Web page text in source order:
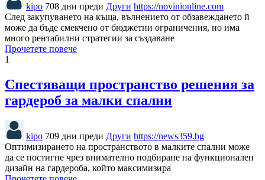
kipo 708 дни преди Други https://novinionline.com
След закупуването на къща, вълнението от обзавеждането й
може да бъде смекчено от бюджетни ограничения, но има
много рентабилни стратегии за създаване
Прочетете повече
1
Спестяващи пространство решения за
гардероб за малки спални
kipo 709 дни преди Други https://news359.bg
Оптимизирането на пространството в малките спални може
да се постигне чрез внимателно подбиране на функционален
дизайн на гардероба, който максимизира